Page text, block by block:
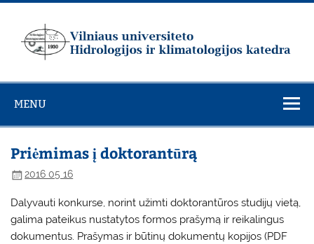
Skip
universiteto
Hidrologijos ir
klimatologijos
katedra
MENU
Priėmimas į doktorantūrą
2016 05 16
Dalyvauti konkurse, norint užimti doktorantūros studijų vietą,
galima pateikus nustatytos formos prašymą ir reikalingus
dokumentus. Prašymas ir būtinų dokumentų kopijos (PDF